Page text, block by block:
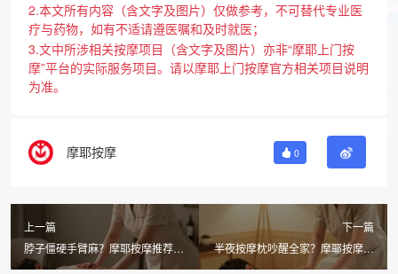
2.本文所有内容（含文字及图片）仅做参考，不可替代专业医
疗与药物，如有不适请遵医嘱和及时就医；
3.文中所涉相关按摩项目（含文字及图片）亦非“摩耶上门按
摩”平台的实际服务项目。请以摩耶上门按摩官方相关项目说明
为准。
摩耶按摩 0
上一篇
脖子僵硬手臂麻？摩耶按摩推荐：
按摩枕+牵引器+上门推拿三重方案
下一篇
半夜按摩枕吵醒全家？摩耶按摩教
你静音选购，同城上门按摩24小时